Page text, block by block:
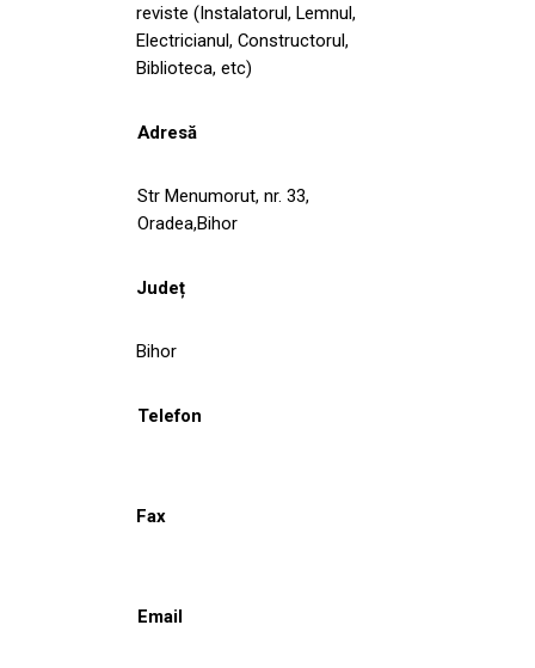
reviste (Instalatorul, Lemnul,
Electricianul, Constructorul,
Biblioteca, etc)
Adresă
Str Menumorut, nr. 33,
Oradea,Bihor
Județ
Bihor
Telefon
Fax
Email